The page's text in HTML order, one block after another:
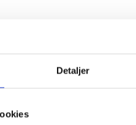
Detaljer